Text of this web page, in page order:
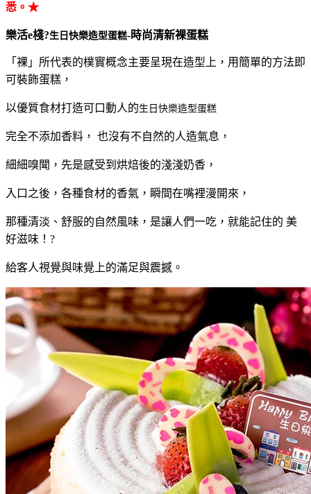
悉。★
樂活e棧?生日快樂造型蛋糕-時尚清新裸蛋糕
「裸」所代表的樸實概念主要呈現在造型上，用簡單的方法即
可裝飾蛋糕，
以優質食材打造可口動人的生日快樂造型蛋糕
完全不添加香料， 也沒有不自然的人造氣息，
細細嗅聞，先是感受到烘焙後的淺淺奶香，
入口之後，各種食材的香氣，瞬間在嘴裡漫開來，
那種清淡、舒服的自然風味，是讓人們一吃，就能記住的 美
好滋味！ ?
給客人視覺與味覺上的滿足與震撼。